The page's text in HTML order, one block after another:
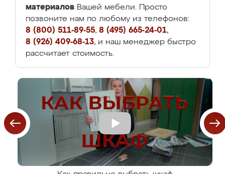
материалов Вашей мебели. Просто
позвоните нам по любому из телефонов:
8 (800) 511-89-55, 8 (495) 665-24-01,
8 (926) 409-68-13, и наш менеджер быстро
рассчитает стоимость.